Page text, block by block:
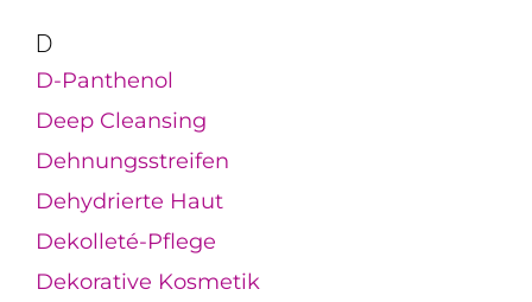
D
D-Panthenol
Deep Cleansing
Dehnungsstreifen
Dehydrierte Haut
Dekolleté-Pflege
Dekorative Kosmetik